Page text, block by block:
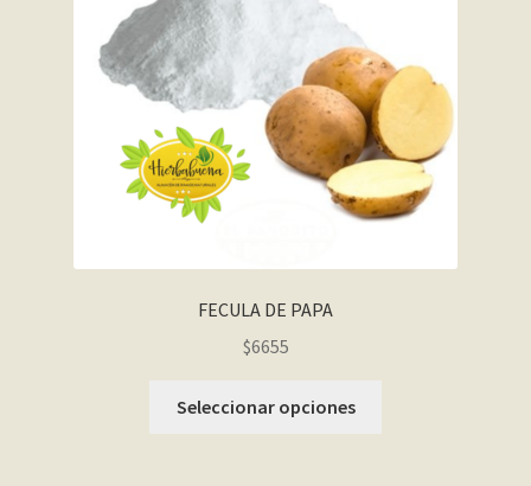
FECULA DE PAPA
$6655
Seleccionar opciones